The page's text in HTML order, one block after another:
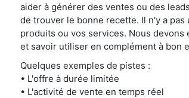
aider à générer des ventes ou des
de trouver le bonne recette. Il n'y a
produits ou vos services. Nous
et savoir utiliser en complément à bon
Quelques exemples de pistes :
• L'offre à durée limitée
• L'activité de vente en temps réel